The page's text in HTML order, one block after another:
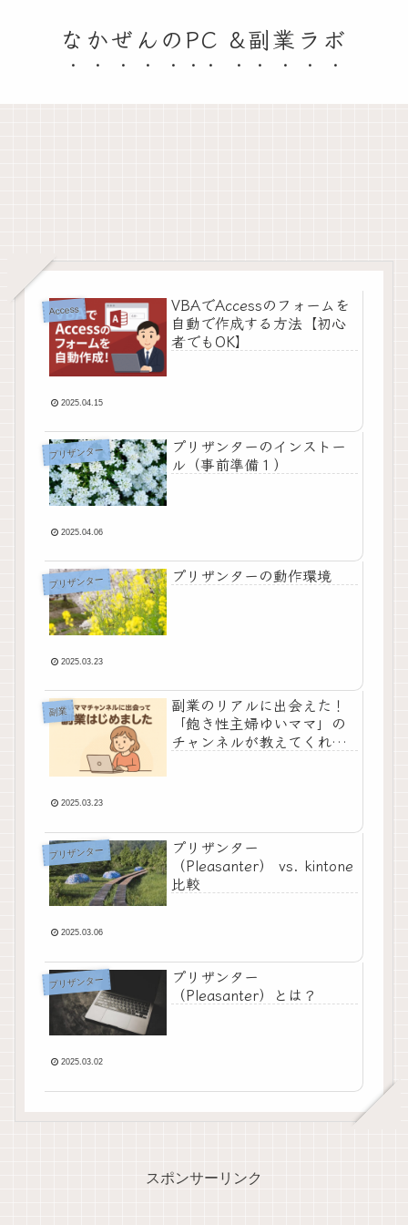
なかぜんのPC &副業ラボ
Access
VBAでAccessのフォームを
自動で作成する方法【初心
者でもOK】
2025.04.15
プリザンター
プリザンターのインストー
ル（事前準備１）
2025.04.06
プリザンター プリザンターの動作環境
2025.03.23
副業
副業のリアルに出会えた！
「飽き性主婦ゆいママ」の
チャンネルが教えてくれた
2025.03.23
プリザンター
プリザンター
（Pleasanter） vs. kintone
比較
2025.03.06
プリザンター
プリザンター
（Pleasanter）とは？
2025.03.02
スポンサーリンク